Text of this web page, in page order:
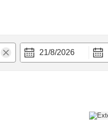
21/8/2026